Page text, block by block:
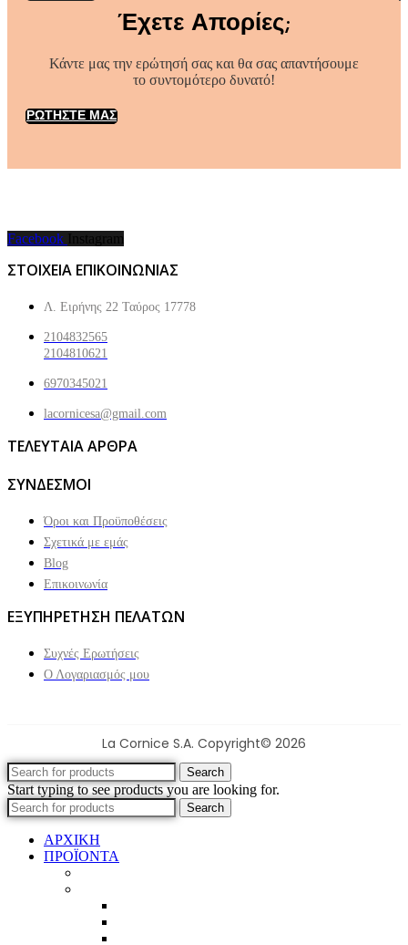
Έχετε Απορίες;
Κάντε μας την ερώτησή σας και θα σας απαντήσουμε
το συντομότερο δυνατό!
ΡΩΤΗΣΤΕ ΜΑΣ
Facebook Instagram
ΣΤΟΙΧΕΙΑ ΕΠΙΚΟΙΝΩΝΙΑΣ
Λ. Ειρήνης 22 Ταύρος 17778
2104832565
2104810621
6970345021
lacornicesa@gmail.com
ΤΕΛΕΥΤΑΙΑ ΑΡΘΡΑ
ΣΥΝΔΕΣΜΟΙ
Όροι και Προϋποθέσεις
Σχετικά με εμάς
Blog
Επικοινωνία
ΕΞΥΠΗΡΕΤΗΣΗ ΠΕΛΑΤΩΝ
Συχνές Ερωτήσεις
Ο Λογαριασμός μου
La Cornice S.A. Copyright© 2026
Search
Start typing to see products you are looking for.
Search
ΑΡΧΙΚΗ
ΠΡΟΪΟΝΤΑ